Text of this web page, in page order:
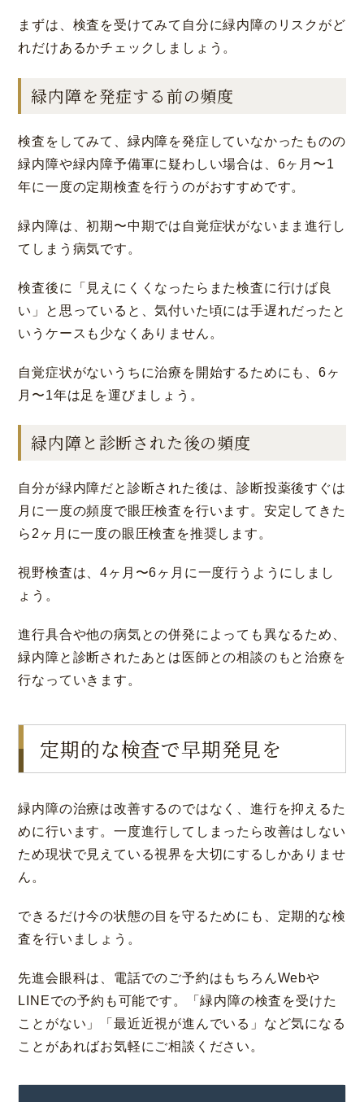
まずは、検査を受けてみて自分に緑内障のリスクがど
れだけあるかチェックしましょう。
緑内障を発症する前の頻度
検査をしてみて、緑内障を発症していなかったものの
緑内障や緑内障予備軍に疑わしい場合は、6ヶ月〜1
年に一度の定期検査を行うのがおすすめです。
緑内障は、初期〜中期では自覚症状がないまま進行し
てしまう病気です。
検査後に「見えにくくなったらまた検査に行けば良
い」と思っていると、気付いた頃には手遅れだったと
いうケースも少なくありません。
自覚症状がないうちに治療を開始するためにも、6ヶ
月〜1年は足を運びましょう。
緑内障と診断された後の頻度
自分が緑内障だと診断された後は、診断投薬後すぐは
月に一度の頻度で眼圧検査を行います。安定してきた
ら2ヶ月に一度の眼圧検査を推奨します。
視野検査は、4ヶ月〜6ヶ月に一度行うようにしまし
ょう。
進行具合や他の病気との併発によっても異なるため、
緑内障と診断されたあとは医師との相談のもと治療を
行なっていきます。
定期的な検査で早期発見を
緑内障の治療は改善するのではなく、進行を抑えるた
めに行います。一度進行してしまったら改善はしない
ため現状で見えている視界を大切にするしかありませ
ん。
できるだけ今の状態の目を守るためにも、定期的な検
査を行いましょう。
先進会眼科は、電話でのご予約はもちろんWebや
LINEでの予約も可能です。「緑内障の検査を受けた
ことがない」「最近近視が進んでいる」など気になる
ことがあればお気軽にご相談ください。